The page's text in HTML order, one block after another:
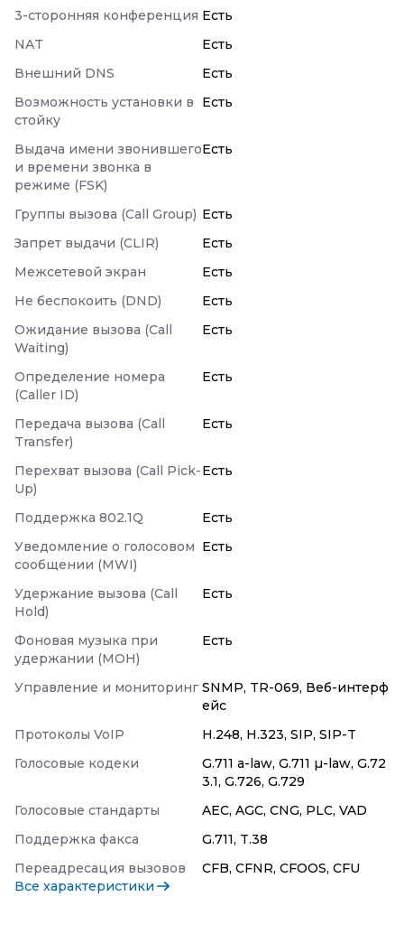
3-сторонняя конференция Есть
NAT
Есть
Внешний DNS
Есть
Возможность установки в
стойку
Есть
Выдача имени звонившего
и времени звонка в
режиме (FSK)
Есть
Группы вызова (Call Group) Есть
Запрет выдачи (CLIR)
Есть
Межсетевой экран
Есть
Не беспокоить (DND)
Есть
Ожидание вызова (Call
Waiting)
Есть
Определение номера
(Caller ID)
Есть
Передача вызова (Call
Transfer)
Есть
Перехват вызова (Call Pick-
Up)
Есть
Поддержка 802.1Q
Есть
Уведомление о голосовом
сообщении (MWI)
Есть
Удержание вызова (Call
Hold)
Есть
Фоновая музыка при
удержании (MOH)
Есть
Управление и мониторинг SNMP, TR-069, Веб-интерф
ейс
Протоколы VoIP
H.248, H.323, SIP, SIP-T
Голосовые кодеки
G.711 a-law, G.711 µ-law, G.72
3.1, G.726, G.729
Голосовые стандарты
AEC, AGC, CNG, PLC, VAD
Поддержка факса
G.711, T.38
Переадресация вызовов
CFB, CFNR, CFOOS, CFU
Все характеристики